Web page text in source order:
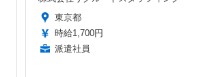
東京都
時給1,700円
派遣社員